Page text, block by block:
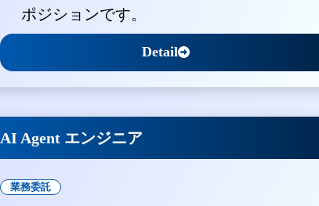
ポジションです。
Detail
AI Agent エンジニア
業務委託